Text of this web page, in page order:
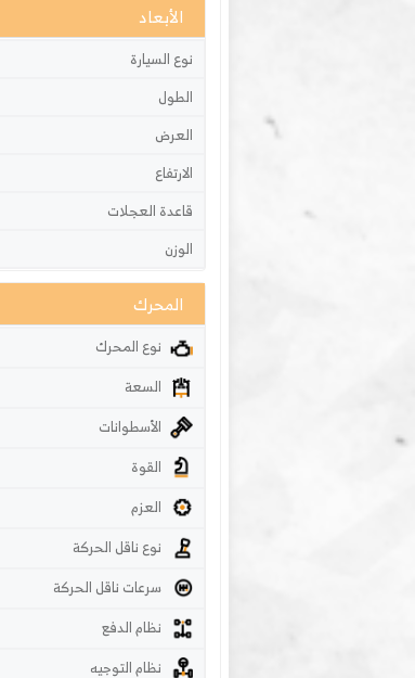
الأبعاد
نوع السيارة
الطول
العرض
الارتفاع
قاعدة العجلات
الوزن
المحرك
نوع المحرك
السعة
الأسطوانات
القوة
العزم
نوع ناقل الحركة
سرعات ناقل الحركة
نظام الدفع
نظام التوجيه